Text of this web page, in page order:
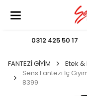
0312 425 50 17
FANTEZİ GİYİM
Etek &
Sens Fantezi İç
8399